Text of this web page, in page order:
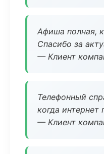
Афиша полная,
Спасибо за
— Клиент
Телефонный
когда интернет
— Клиент